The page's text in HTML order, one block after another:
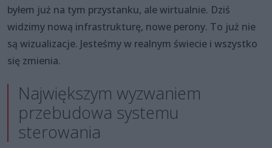
byłem już na tym przystanku, ale wirtualnie. Dziś
widzimy nową infrastrukturę, nowe perony. To już nie
są wizualizacje. Jesteśmy w realnym świecie i wszystko
się zmienia.
Największym wyzwaniem
przebudowa systemu
sterowania